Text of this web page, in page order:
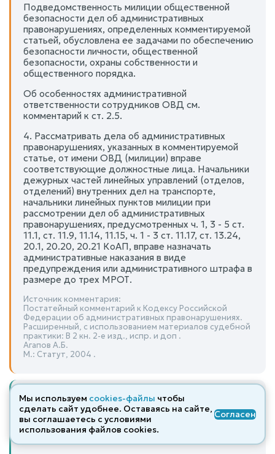
Подведомственность милиции общественной
безопасности дел об административных
правонарушениях, определенных комментируемой
статьей, обусловлена ее задачами по обеспечению
безопасности личности, общественной
безопасности, охраны собственности и
общественного порядка.
Об особенностях административной
ответственности сотрудников ОВД см.
комментарий к ст. 2.5.
4. Рассматривать дела об административных
правонарушениях, указанных в комментируемой
статье, от имени ОВД (милиции) вправе
соответствующие должностные лица. Начальники
дежурных частей линейных управлений (отделов,
отделений) внутренних дел на транспорте,
начальники линейных пунктов милиции при
рассмотрении дел об административных
правонарушениях, предусмотренных ч. 1, 3 - 5 ст.
11.1, ст. 11.9, 11.14, 11.15, ч. 1 - 3 ст. 11.17, ст. 13.24,
20.1, 20.20, 20.21 КоАП, вправе назначать
административные наказания в виде
предупреждения или административного штрафа в
размере до трех МРОТ.
Источник комментария:
Постатейный комментарий к Кодексу Российской
Федерации об административных правонарушениях.
Расширенный, с использованием материалов судебной
практики: В 2 кн. 2-е изд., испр. и доп .
Агапов А.Б.
М.: Статут, 2004 .
Судебная практика по статье 23.3
КоАП РФ
Мы используем cookies-файлы чтобы
сделать сайт удобнее. Оставаясь на сайте,
вы соглашаетесь с условиями
использования файлов cооkies.
Согласен